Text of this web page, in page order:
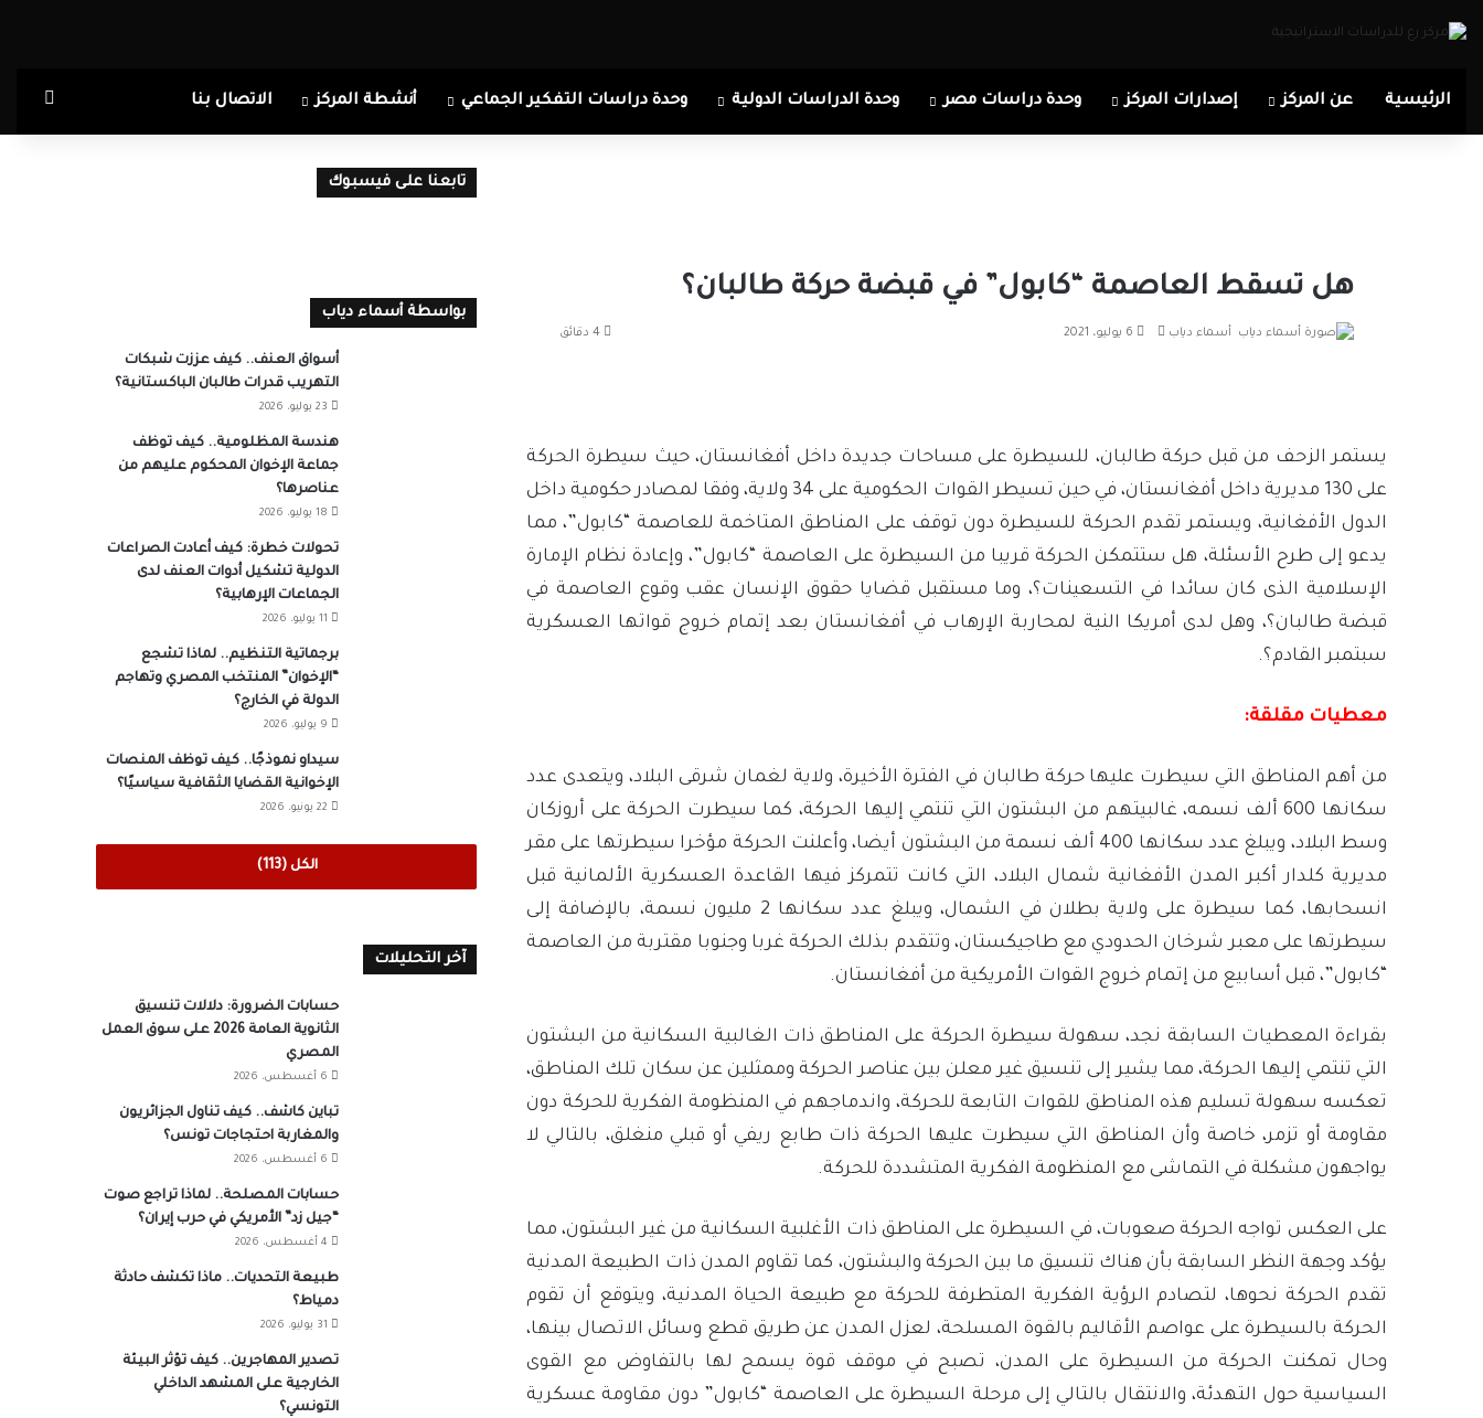
الرئيسية عن المركز إصدارات المركز وحدة دراسات مصر وحدة الدراسات الدولية وحدة دراسات التفكير الجماعي أنشطة المركز الاتصال بنا
هل تسقط العاصمة “كابول” في قبضة حركة طالبان؟
أسماء دياب
أرسل6 يوليو، 2021
يستمر الزحف من قبل حركة طالبان، للسيطرة على مساحات جديدة داخل أفغانستان، حيث سيطرة الحركة
على 130 مديرية داخل أفغانستان، في حين تسيطر القوات الحكومية على 34 ولاية، وفقا لمصادر حكومية داخل
الدول الأفغانية، ويستمر تقدم الحركة للسيطرة دون توقف على المناطق المتاخمة للعاصمة “كابول”، مما
يدعو إلى طرح الأسئلة، هل ستتمكن الحركة قريبا من السيطرة على العاصمة “كابول”، وإعادة نظام الإمارة
الإسلامية الذى كان سائدا في التسعينات؟، وما مستقبل قضايا حقوق الإنسان عقب وقوع العاصمة في
قبضة طالبان؟، وهل لدى أمريكا النية لمحاربة الإرهاب في أفغانستان بعد إتمام خروج قواتها العسكرية
سبتمبر القادم؟.
معطيات مقلقة:
من أهم المناطق التي سيطرت عليها حركة طالبان في الفترة الأخيرة، ولاية لغمان شرقى البلاد، ويتعدى عدد
سكانها 600 ألف نسمه، غالبيتهم من البشتون التي تنتمي إليها الحركة، كما سيطرت الحركة على أروزكان
وسط البلاد، ويبلغ عدد سكانها 400 ألف نسمة من البشتون أيضا، وأعلنت الحركة مؤخرا سيطرتها على مقر
مديرية كلدار أكبر المدن الأفغانية شمال البلاد، التي كانت تتمركز فيها القاعدة العسكرية الألمانية قبل
انسحابها، كما سيطرة على ولاية بطلان في الشمال، ويبلغ عدد سكانها 2 مليون نسمة، بالإضافة إلى
سيطرتها على معبر شرخان الحدودي مع طاجيكستان، وتتقدم بذلك الحركة غربا وجنوبا مقتربة من العاصمة
“كابول”، قبل أسابيع من إتمام خروج القوات الأمريكية من أفغانستان.
بقراءة المعطيات السابقة نجد، سهولة سيطرة الحركة على المناطق ذات الغالبية السكانية من البشتون
التي تنتمي إليها الحركة، مما يشير إلى تنسيق غير معلن بين عناصر الحركة وممثلين عن سكان تلك المناطق،
تعكسه سهولة تسليم هذه المناطق للقوات التابعة للحركة، واندماجهم في المنظومة الفكرية للحركة دون
مقاومة أو تزمر، خاصة وأن المناطق التي سيطرت عليها الحركة ذات طابع ريفي أو قبلي منغلق، بالتالي لا
يواجهون مشكلة في التماشى مع المنظومة الفكرية المتشددة للحركة.
على العكس تواجه الحركة صعوبات، في السيطرة على المناطق ذات الأغلبية السكانية من غير البشتون، مما
يؤكد وجهة النظر السابقة بأن هناك تنسيق ما بين الحركة والبشتون، كما تقاوم المدن ذات الطبيعة المدنية
تقدم الحركة نحوها، لتصادم الرؤية الفكرية المتطرفة للحركة مع طبيعة الحياة المدنية، ويتوقع أن تقوم
الحركة بالسيطرة على عواصم الأقاليم بالقوة المسلحة، لعزل المدن عن طريق قطع وسائل الاتصال بينها،
وحال تمكنت الحركة من السيطرة على المدن، تصبح في موقف قوة يسمح لها بالتفاوض مع القوى
السياسية حول التهدئة، والانتقال بالتالي إلى مرحلة السيطرة على العاصمة “كابول” دون مقاومة عسكرية
تابعنا على فيسبوك
بواسطة أسماء دياب
أسواق العنف.. كيف عززت شبكات
التهريب قدرات طالبان الباكستانية؟
23 يوليو، 2026
هندسة المظلومية.. كيف توظف
جماعة الإخوان المحكوم عليهم من
عناصرها؟
18 يوليو، 2026
تحولات خطرة: كيف أعادت الصراعات
الدولية تشكيل أدوات العنف لدى
الجماعات الإرهابية؟
11 يوليو، 2026
برجماتية التنظيم.. لماذا تشجع
“الإخوان” المنتخب المصري وتهاجم
الدولة في الخارج؟
9 يوليو، 2026
سيداو نموذجًا.. كيف توظف المنصات
الإخوانية القضايا الثقافية سياسيًا؟
22 يونيو، 2026
الكل (113)
آخر التحليلات
حسابات الضرورة: دلالات تنسيق
الثانوية العامة 2026 على سوق العمل
المصري
6 أغسطس، 2026
تباين كاشف.. كيف تناول الجزائريون
والمغاربة احتجاجات تونس؟
6 أغسطس، 2026
حسابات المصلحة.. لماذا تراجع صوت
“جيل زد” الأمريكي في حرب إيران؟
4 أغسطس، 2026
طبيعة التحديات.. ماذا تكشف حادثة
دمياط؟
31 يوليو، 2026
تصدير المهاجرين.. كيف تؤثر البيئة
الخارجية على المشهد الداخلي
التونسي؟